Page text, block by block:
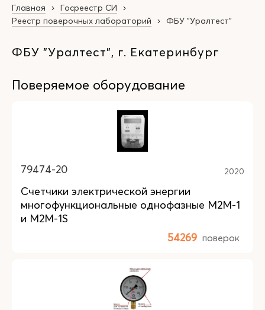
Главная
Госреестр СИ
Реестр поверочных лабораторий
ФБУ "Уралтест"
ФБУ "Уралтест", г. Екатеринбург
Поверяемое оборудование
79474-20 2020
Счетчики электрической энергии
многофункциональные однофазные М2М-1
и М2М-1S
54269 поверок